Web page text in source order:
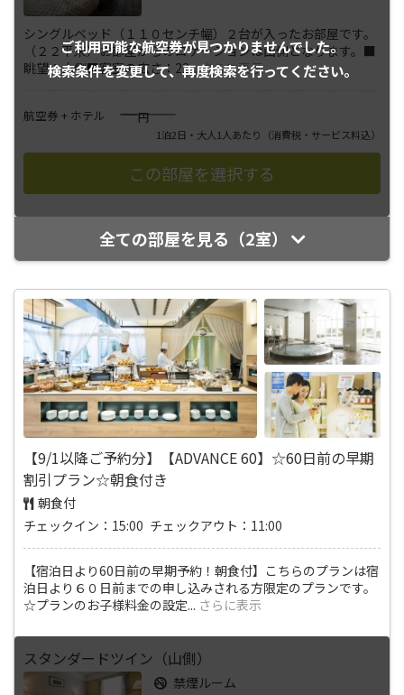
ご利用可能な航空券が見つかりませんでした。
検索条件を変更して、再度検索を行ってください。
シングルベッド（１１０センチ幅）２台が入ったお部屋です。
（２２平米）お部屋からのロケーションは山側となります。■
眺望：山側■客室の広さ：22... さらに表示
航空券 + ホテル ――――円
1泊2日・大人1人あたり （消費税・サービス料込）
全ての部屋を見る（2室）
【9/1以降ご予約分】【ADVANCE 60】☆60日前の早期
割引プラン☆朝食付き
朝食付
チェックイン：15:00 チェックアウト：11:00
【宿泊日より60日前の早期予約！朝食付】こちらのプランは宿
泊日より６０日前までの申し込みされる方限定のプランです。
☆プランのお子様料金の設定... さらに表示
スタンダードツイン（山側）
禁煙ルーム